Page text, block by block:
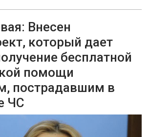
Внесен
который дает
бесплатной
помощи
пострадавшим в
ЧС